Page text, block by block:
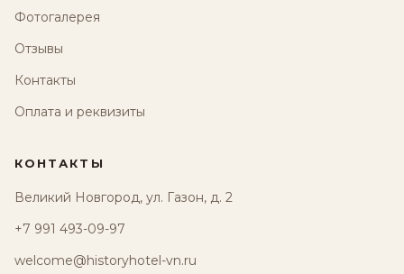
Фотогалерея
Отзывы
Контакты
Оплата и реквизиты
КОНТАКТЫ
Великий Новгород, ул. Газон, д. 2
+7 991 493-09-97
welcome@historyhotel-vn.ru